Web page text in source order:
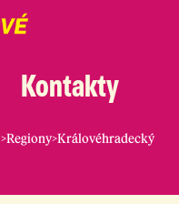
Kontakty
>Regiony>Královéhradecký